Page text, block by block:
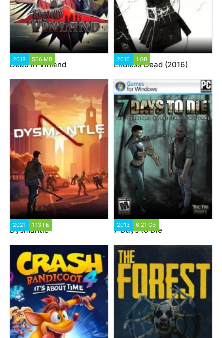
2018 506 MB
Dead in Vinland
2016 1 GB
Endless Dead (2016)
2021 1.13 ГБ
Dysmantle
2013 6,21 GB
7 Days to Die